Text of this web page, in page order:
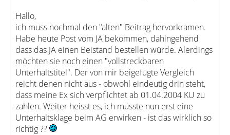
Hallo,
ich muss nochmal den "alten" Beitrag hervorkramen.
Habe heute Post vom JA bekommen, dahingehend
dass das JA einen Beistand bestellen würde. Alerdings
möchten sie noch einen "vollstreckbaren
Unterhaltstitel". Der von mir beigefügte Vergleich
reicht denen nicht aus - obwohl eindeutig drin steht,
dass meine Ex sich verpflichtet ab 01.04.2004 KU zu
zahlen. Weiter heisst es, ich müsste nun erst eine
Unterhaltsklage beim AG erwirken - ist das wirklich so
richtig ??